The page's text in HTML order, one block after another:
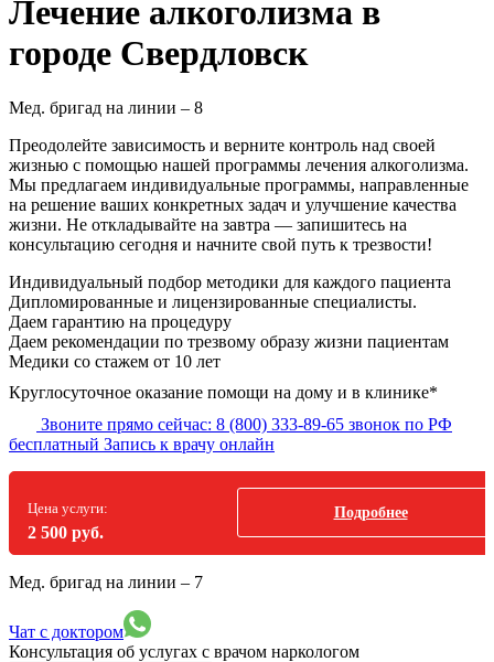
Лечение алкоголизма в
городе Свердловск
Мед. бригад на линии – 8
Преодолейте зависимость и верните контроль над своей
жизнью с помощью нашей программы лечения алкоголизма.
Мы предлагаем индивидуальные программы, направленные
на решение ваших конкретных задач и улучшение качества
жизни. Не откладывайте на завтра — запишитесь на
консультацию сегодня и начните свой путь к трезвости!
Индивидуальный подбор методики для каждого пациента
Дипломированные и лицензированные специалисты.
Даем гарантию на процедуру
Даем рекомендации по трезвому образу жизни пациентам
Медики со стажем от 10 лет
Круглосуточное оказание помощи на дому и в клинике*
Звоните прямо сейчас: 8 (800) 333-89-65 звонок по РФ
бесплатный Запись к врачу онлайн
Цена услуги:
2 500 руб.
Подробнее
Мед. бригад на линии – 7
Чат с доктором
Консультация об услугах с врачом наркологом